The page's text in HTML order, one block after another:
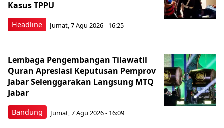
Headline
Kasus TPPU
Jumat, 7 Agu 2026 - 16:25
Bandung
Lembaga Pengembangan Tilawatil
Quran Apresiasi Keputusan Pemprov
Jabar Selenggarakan Langsung MTQ
Jabar
Jumat, 7 Agu 2026 - 16:09